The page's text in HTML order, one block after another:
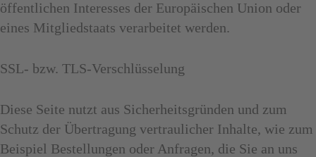
öffentlichen Interesses der Europäischen Union oder
eines Mitgliedstaats verarbeitet werden.
SSL- bzw. TLS-Verschlüsselung
Diese Seite nutzt aus Sicherheitsgründen und zum
Schutz der Übertragung vertraulicher Inhalte, wie zum
Beispiel Bestellungen oder Anfragen, die Sie an uns